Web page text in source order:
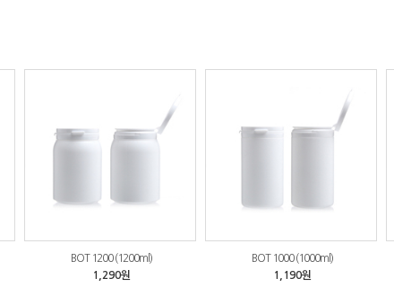
BOT 1200 (1200ml)
1,290원
BOT 1000 (1000ml)
1,190원